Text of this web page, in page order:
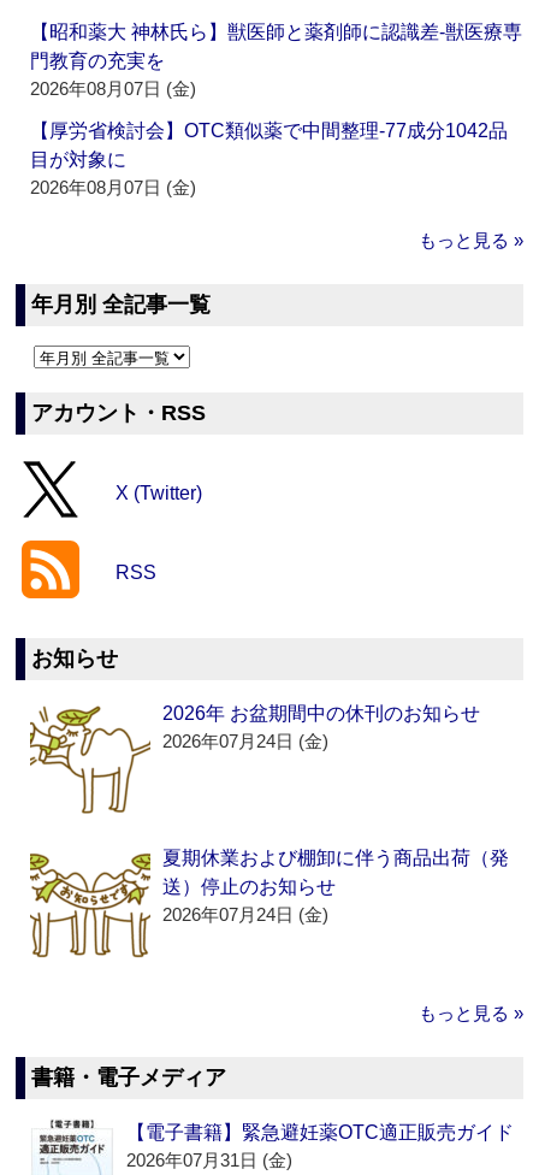
【昭和薬大 神林氏ら】獣医師と薬剤師に認識差‐獣医療専
門教育の充実を
2026年08月07日 (金)
【厚労省検討会】OTC類似薬で中間整理‐77成分1042品
目が対象に
2026年08月07日 (金)
もっと見る »
年月別 全記事一覧
アカウント・RSS
X (Twitter)
RSS
お知らせ
2026年 お盆期間中の休刊のお知らせ
2026年07月24日 (金)
夏期休業および棚卸に伴う商品出荷（発
送）停止のお知らせ
2026年07月24日 (金)
もっと見る »
書籍・電子メディア
【電子書籍】緊急避妊薬OTC適正販売ガイド
2026年07月31日 (金)